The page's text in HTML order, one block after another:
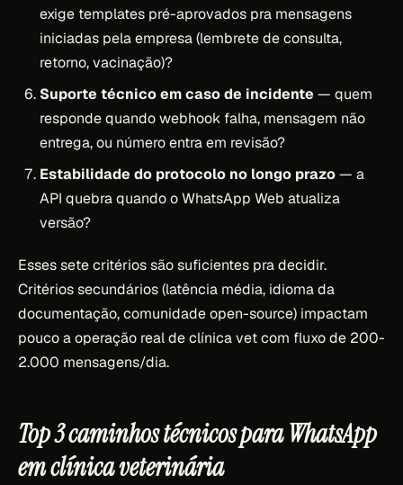
exige templates pré-aprovados pra mensagens
iniciadas pela empresa (lembrete de consulta,
retorno, vacinação)?
Suporte técnico em caso de incidente — quem
responde quando webhook falha, mensagem não
entrega, ou número entra em revisão?
Estabilidade do protocolo no longo prazo— a
API quebra quando o WhatsApp Web atualiza
versão?
Esses sete critérios são suficientes pra decidir.
Critérios secundários (latência média, idioma da
documentação, comunidade open-source) impactam
pouco a operação real de clínica vet com fluxo de 200-
2.000 mensagens/dia.
Top 3 caminhos técnicos para WhatsApp
em clínica veterinária